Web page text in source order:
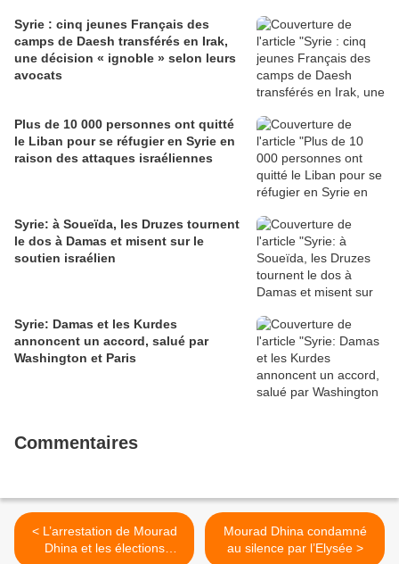
Syrie : cinq jeunes Français des
camps de Daesh transférés en Irak,
une décision « ignoble » selon leurs
avocats
Plus de 10 000 personnes ont quitté
le Liban pour se réfugier en Syrie en
raison des attaques israéliennes
Syrie: à Soueïda, les Druzes tournent
le dos à Damas et misent sur le
soutien israélien
Syrie: Damas et les Kurdes
annoncent un accord, salué par
Washington et Paris
Commentaires
< L’arrestation de Mourad
Dhina et les élections
Mourad Dhina condamné
au silence par l’Elysée >